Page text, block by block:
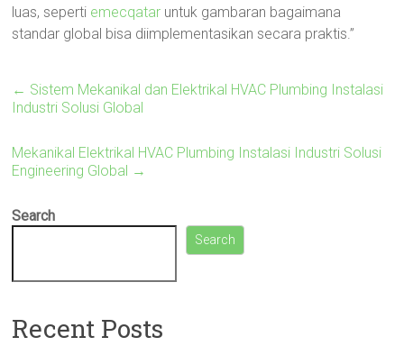
luas, seperti emecqatar untuk gambaran bagaimana
standar global bisa diimplementasikan secara praktis.”
← Sistem Mekanikal dan Elektrikal HVAC Plumbing Instalasi
Industri Solusi Global
Mekanikal Elektrikal HVAC Plumbing Instalasi Industri Solusi
Engineering Global →
Search
Search
Recent Posts